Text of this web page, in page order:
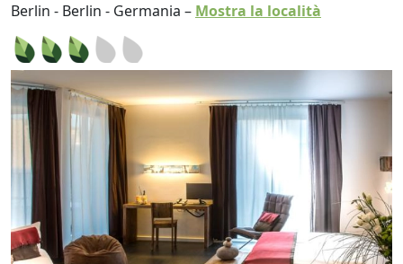
Berlin - Berlin - Germania – Mostra la località